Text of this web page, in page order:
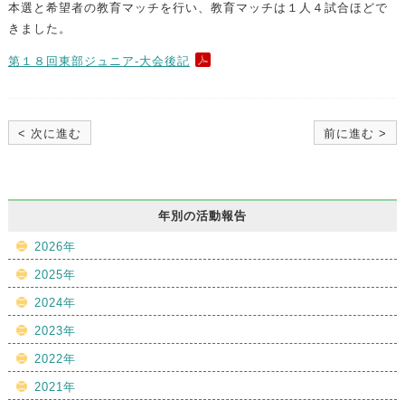
本選と希望者の教育マッチを行い、教育マッチは１人４試合ほどで
きました。
第１８回東部ジュニア-大会後記
前に進む >
< 次に進む
年別の活動報告
2026年
2025年
2024年
2023年
2022年
2021年